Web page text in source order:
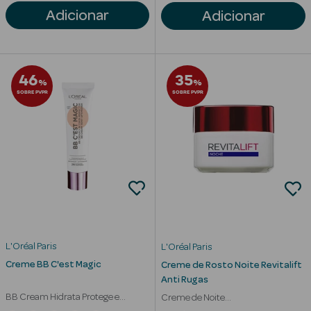
Solares com
Cor
Ver Tudo
Necessidades
da Pele
Acne
Adicionar Adicionar
46%
SOBRE PVPR
L'Oréal Paris
Creme BB C'est Magic
BB Cream Hidrata Protege e
35%
SOBRE PVPR
L'Oréal Paris
Creme de Rosto Noite Revitalift
Anti Rugas
Creme de Noite